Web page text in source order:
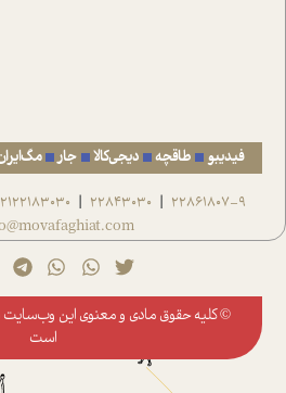
فیدیبو طاقچه دیجی‌کالا جار
22861807-9
|
22843030
|
© کلیه حقوق مادی و معنوی این وب‌سایت
است